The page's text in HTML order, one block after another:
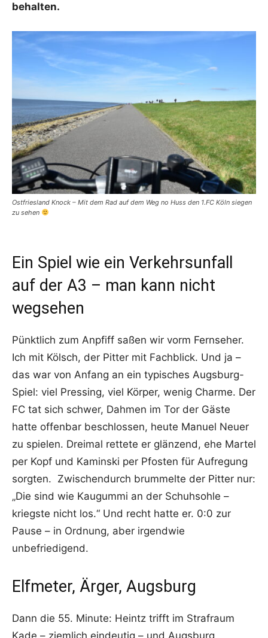
behalten.
Ostfriesland Knock – Mit dem Rad auf dem Weg no Huss den 1.FC Köln siegen
zu sehen
Ein Spiel wie ein Verkehrsunfall
auf der A3 – man kann nicht
wegsehen
Pünktlich zum Anpfiff saßen wir vorm Fernseher.
Ich mit Kölsch, der Pitter mit Fachblick. Und ja –
das war von Anfang an ein typisches Augsburg-
Spiel: viel Pressing, viel Körper, wenig Charme. Der
FC tat sich schwer, Dahmen im Tor der Gäste
hatte offenbar beschlossen, heute Manuel Neuer
zu spielen. Dreimal rettete er glänzend, ehe Martel
per Kopf und Kaminski per Pfosten für Aufregung
sorgten. Zwischendurch brummelte der Pitter nur:
„Die sind wie Kaugummi an der Schuhsohle –
kriegste nicht los.“ Und recht hatte er. 0:0 zur
Pause – in Ordnung, aber irgendwie
unbefriedigend.
Elfmeter, Ärger, Augsburg
Dann die 55. Minute: Heintz trifft im Strafraum